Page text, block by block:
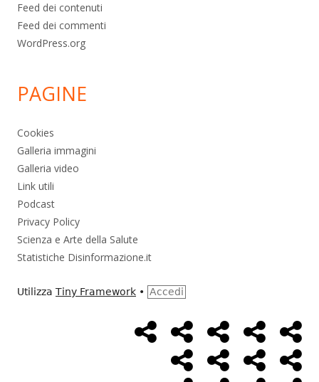
Feed dei contenuti
Feed dei commenti
WordPress.org
PAGINE
Cookies
Galleria immagini
Galleria video
Link utili
Podcast
Privacy Policy
Scienza e Arte della Salute
Statistiche Disinformazione.it
Utilizza Tiny Framework • Accedi
MenùHome
Page
Alimentazione
AmbienteBambini
Cancro ControlloEconomia